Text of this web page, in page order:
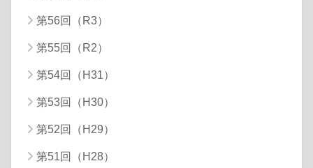
第56回（R3）
第55回（R2）
第54回（H31）
第53回（H30）
第52回（H29）
第51回（H28）